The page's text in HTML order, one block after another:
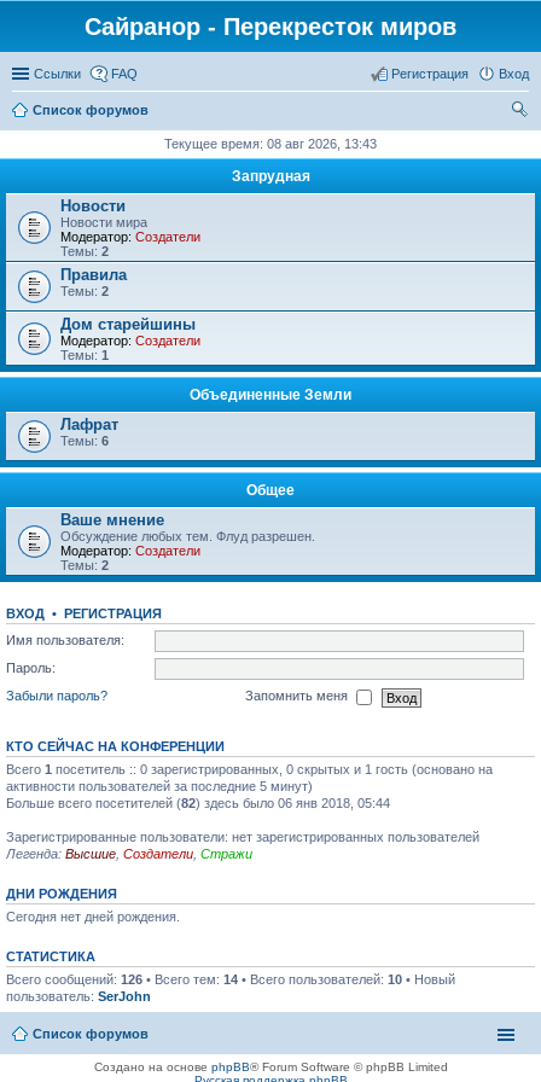
Сайранор - Перекресток миров
Ссылки FAQ Вход
Регистрация
Список форумов
Текущее время: 08 авг 2026, 13:43
Запрудная
Новости
Новости мира
Модератор: Создатели
Темы: 2
Правила
Темы: 2
Дом старейшины
Модератор: Создатели
Темы: 1
Объединенные Земли
Лафрат
Темы: 6
Общее
Ваше мнение
Обсуждение любых тем. Флуд разрешен.
Модератор: Создатели
Темы: 2
ВХОД • РЕГИСТРАЦИЯ
Имя пользователя:
Пароль:
Забыли пароль?
Запомнить меня
КТО СЕЙЧАС НА КОНФЕРЕНЦИИ
Всего 1 посетитель :: 0 зарегистрированных, 0 скрытых и 1 гость (основано на
активности пользователей за последние 5 минут)
Больше всего посетителей (82) здесь было 06 янв 2018, 05:44
Зарегистрированные пользователи: нет зарегистрированных пользователей
Легенда: Высшие Создатели Стражи
ДНИ РОЖДЕНИЯ
Сегодня нет дней рождения.
СТАТИСТИКА
Всего сообщений: 126 • Всего тем: 14 • Всего пользователей: 10 • Новый
пользователь: SerJohn
Список форумов
Создано на основе phpBB® Forum Software © phpBB Limited